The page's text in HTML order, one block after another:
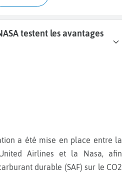
testent les avantages
Airlines et la Nasa, afin
durable (SAF) sur le CO2